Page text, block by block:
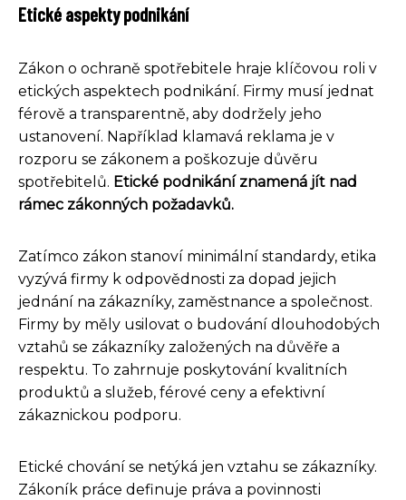
Etické aspekty podnikání
Zákon o ochraně spotřebitele hraje klíčovou roli v
etických aspektech podnikání. Firmy musí jednat
férově a transparentně, aby dodržely jeho
ustanovení. Například klamavá reklama je v
rozporu se zákonem a poškozuje důvěru
spotřebitelů. Etické podnikání znamená jít nad
rámec zákonných požadavků.
Zatímco zákon stanoví minimální standardy, etika
vyzývá firmy k odpovědnosti za dopad jejich
jednání na zákazníky, zaměstnance a společnost.
Firmy by měly usilovat o budování dlouhodobých
vztahů se zákazníky založených na důvěře a
respektu. To zahrnuje poskytování kvalitních
produktů a služeb, férové ceny a efektivní
zákaznickou podporu.
Etické chování se netýká jen vztahu se zákazníky.
Zákoník práce definuje práva a povinnosti